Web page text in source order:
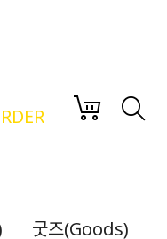
굿즈(Goods)